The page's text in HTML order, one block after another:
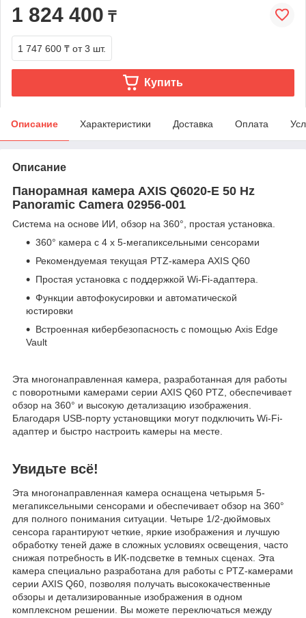
1 824 400 ₸
1 747 600 ₸ от 3 шт.
Купить
Описание Характеристики Доставка Оплата
Описание
Панорамная камера AXIS Q6020-E 50 Hz
Panoramic Camera 02956-001
Система на основе ИИ, обзор на 360°, простая установка.
360° камера с 4 x 5-мегапиксельными сенсорами
Рекомендуемая текущая PTZ-камера AXIS Q60
Простая установка с поддержкой Wi-Fi-адаптера.
Функции автофокусировки и автоматической
юстировки
Встроенная кибербезопасность с помощью Axis Edge
Vault
Эта многонаправленная камера, разработанная для работы
с поворотными камерами серии AXIS Q60 PTZ, обеспечивает
обзор на 360° и высокую детализацию изображения.
Благодаря USB-порту установщики могут подключить Wi-Fi-
адаптер и быстро настроить камеры на месте.
Увидьте всё!
Эта многонаправленная камера оснащена четырьмя 5-
мегапиксельными сенсорами и обеспечивает обзор на 360°
для полного понимания ситуации. Четыре 1/2-дюймовых
сенсора гарантируют четкие, яркие изображения и лучшую
обработку теней даже в сложных условиях освещения, часто
снижая потребность в ИК-подсветке в темных сценах. Эта
камера специально разработана для работы с PTZ-камерами
серии AXIS Q60, позволяя получать высококачественные
обзоры и детализированные изображения в одном
комплексном решении. Вы можете переключаться между